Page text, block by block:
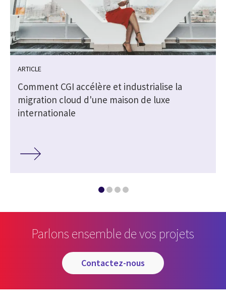
ARTICLE
Comment CGI accélère et industrialise la
migration cloud d'une maison de luxe
internationale
Parlons ensemble de vos projets
contactez-nous